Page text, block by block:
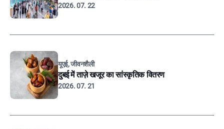
2026. 07. 22
यूएई, जीवनशैली
दुबई में ताज़े खजूर का सांस्कृतिक वितरण
2026. 07. 21